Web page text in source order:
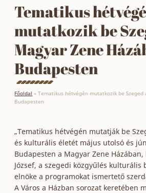
Tematikus
mutatkozik be
Magyar Zene
Budapesten
Főoldal »Tematikus hétvégén mutatkozik be Szeged
Budapesten
„Tematikus hétvégén mutatják be
és kulturális életét május utolsó és
Budapesten a Magyar Zene Házában,
József, a szegedi közgyűlés kulturális
elnöke a programokat ismertető
A Város a Házban sorozat keretében